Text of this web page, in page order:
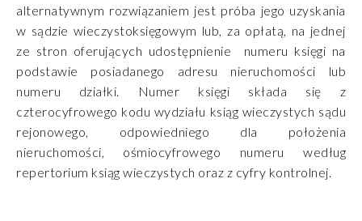
alternatywnym rozwiązaniem jest próba jego uzyskania
w sądzie wieczystoksięgowym lub, za opłatą, na jednej
ze stron oferujących udostępnienie numeru księgi na
podstawie posiadanego adresu nieruchomości lub
numeru działki. Numer księgi składa się z
czterocyfrowego kodu wydziału ksiąg wieczystych sądu
rejonowego, odpowiedniego dla położenia
nieruchomości, ośmiocyfrowego numeru według
repertorium ksiąg wieczystych oraz z cyfry kontrolnej.